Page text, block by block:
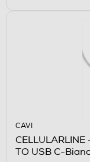
CAVI
TO USB C-